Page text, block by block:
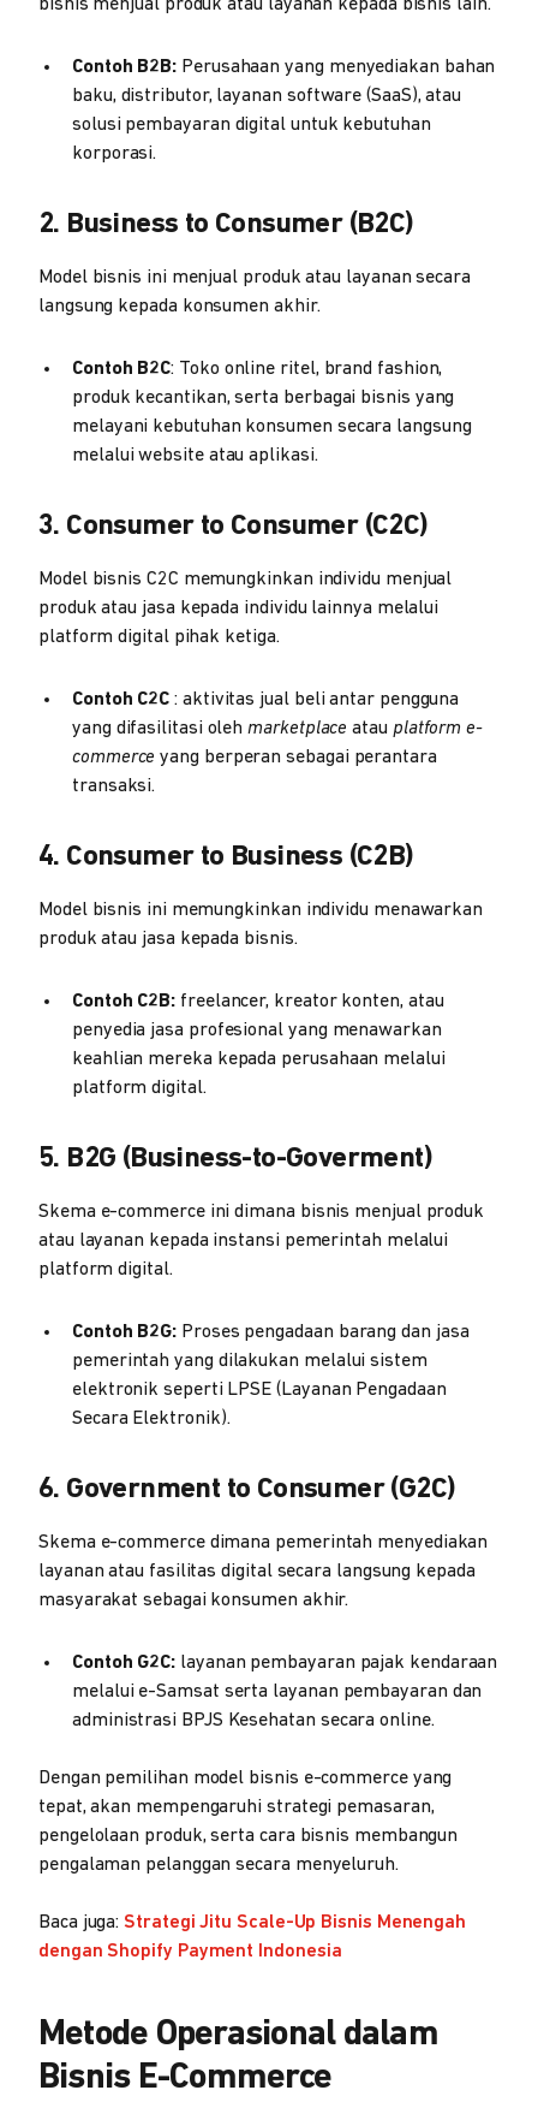
bisnis menjual produk atau layanan kepada bisnis lain.
Contoh B2B: Perusahaan yang menyediakan bahan
baku, distributor, layanan software (SaaS), atau
solusi pembayaran digital untuk kebutuhan
korporasi.
2. Business to Consumer (B2C)
Model bisnis ini menjual produk atau layanan secara
langsung kepada konsumen akhir.
Contoh B2C: Toko online ritel, brand fashion,
produk kecantikan, serta berbagai bisnis yang
melayani kebutuhan konsumen secara langsung
melalui website atau aplikasi.
3. Consumer to Consumer (C2C)
Model bisnis C2C memungkinkan individu menjual
produk atau jasa kepada individu lainnya melalui
platform digital pihak ketiga.
Contoh C2C : aktivitas jual beli antar pengguna
yang difasilitasi olehmarketplace atau platform e-
commerce yang berperan sebagai perantara
transaksi.
4. Consumer to Business (C2B)
Model bisnis ini memungkinkan individu menawarkan
produk atau jasa kepada bisnis.
Contoh C2B: freelancer, kreator konten, atau
penyedia jasa profesional yang menawarkan
keahlian mereka kepada perusahaan melalui
platform digital.
5. B2G (Business-to-Goverment)
Skema e-commerce ini dimana bisnis menjual produk
atau layanan kepada instansi pemerintah melalui
platform digital.
Contoh B2G: Proses pengadaan barang dan jasa
pemerintah yang dilakukan melalui sistem
elektronik seperti LPSE (Layanan Pengadaan
Secara Elektronik).
6. Government to Consumer (G2C)
Skema e-commerce dimana pemerintah menyediakan
layanan atau fasilitas digital secara langsung kepada
masyarakat sebagai konsumen akhir.
Contoh G2C: layanan pembayaran pajak kendaraan
melalui e-Samsat serta layanan pembayaran dan
administrasi BPJS Kesehatan secara online.
Dengan pemilihan model bisnis e-commerce yang
tepat, akan mempengaruhi strategi pemasaran,
pengelolaan produk, serta cara bisnis membangun
pengalaman pelanggan secara menyeluruh.
Baca juga: Strategi Jitu Scale-Up Bisnis Menengah
dengan Shopify Payment Indonesia
Metode Operasional dalam
Bisnis E-Commerce